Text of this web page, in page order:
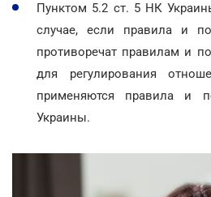
Пунктом 5.2 ст. 5 НК
случае, если правила и
противоречат правилам и
для регулирования
применяются правила и
Украины.